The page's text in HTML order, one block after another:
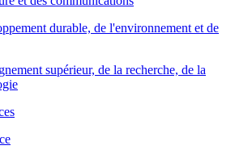
durable, de l'environnement et de
supérieur, de la recherche, de la